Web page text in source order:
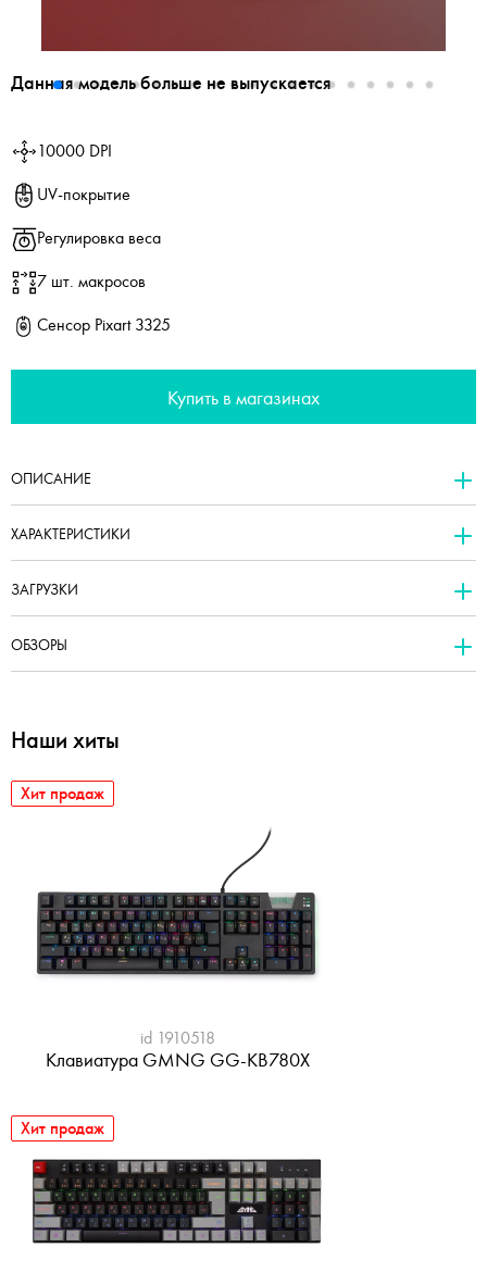
Данная модель больше не выпускается
10000 DPI
UV-покрытие
Регулировка веса
7 шт. макросов
Сенсор Pixart 3325
Купить в магазинах
ОПИСАНИЕ
ХАРАКТЕРИСТИКИ
ЗАГРУЗКИ
ОБЗОРЫ
Наши хиты
Хит продаж
id 1910518
Клавиатура GMNG GG-KB780X
Хит продаж